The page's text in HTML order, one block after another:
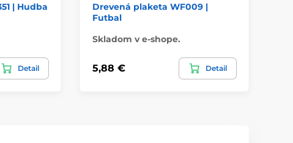
| Hudba
Detail
Drevená plaketa WF009 |
Futbal
Skladom v e-shope.
5,88 € Detail